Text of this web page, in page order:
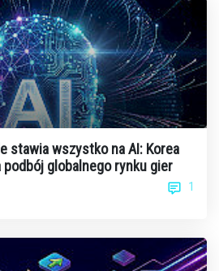
stawia wszystko na AI: Korea
podbój globalnego rynku gier
1